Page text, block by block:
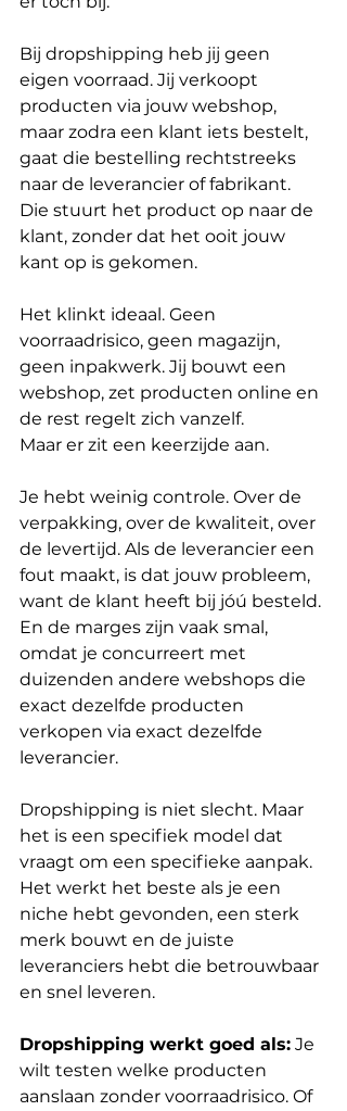
Bij dropshipping heb jij geen
eigen voorraad. Jij verkoopt
producten via jouw webshop,
maar zodra een klant iets bestelt,
gaat die bestelling rechtstreeks
naar de leverancier of fabrikant.
Die stuurt het product op naar de
klant, zonder dat het ooit jouw
kant op is gekomen.
Het klinkt ideaal. Geen
voorraadrisico, geen magazijn,
geen inpakwerk. Jij bouwt een
webshop, zet producten online en
de rest regelt zich vanzelf.
Maar er zit een keerzijde aan.
Je hebt weinig controle. Over de
verpakking, over de kwaliteit, over
de levertijd. Als de leverancier een
fout maakt, is dat jouw probleem,
want de klant heeft bij jóú besteld.
En de marges zijn vaak smal,
omdat je concurreert met
duizenden andere webshops die
exact dezelfde producten
verkopen via exact dezelfde
leverancier.
Dropshipping is niet slecht. Maar
het is een specifiek model dat
vraagt om een specifieke aanpak.
Het werkt het beste als je een
niche hebt gevonden, een sterk
merk bouwt en de juiste
leveranciers hebt die betrouwbaar
en snel leveren.
Dropshipping werkt goed als: Je
wilt testen welke producten
aanslaan zonder voorraadrisico. Of